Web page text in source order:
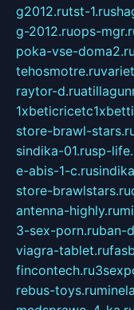
g2012.rutst-1.ru
g-2012.ruops-
poka-vse-doma2.ru
tehosmotre.ru
raytor-d.ru
store-brawl-
sindika-01.rusp-
e-abis-1-c.ru
store-brawlstars.ru
antenna-highly.ru
3-sex-porn.ruban-
viagra-tablet.ru
fincontech.ru
rebus-toys.ru